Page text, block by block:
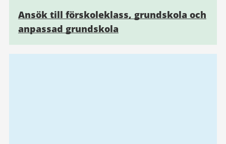
Ansök till förskoleklass, grundskola och
anpassad grundskola